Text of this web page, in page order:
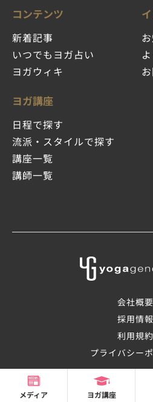
メディア ヨガ講座
コンテンツ
新着記事
いつでもヨガ占い
ヨガウィキ
ヨガ講座
日程で探す
流派・スタイルで探す
講座一覧
講師一覧
会社概要
採用情報
利用規約
プライバシー
©2008-2026